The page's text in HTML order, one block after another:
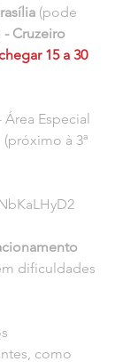
(pode
- Cruzeiro
15 a 30
Área Especial
à 3ª
dificuldades
como